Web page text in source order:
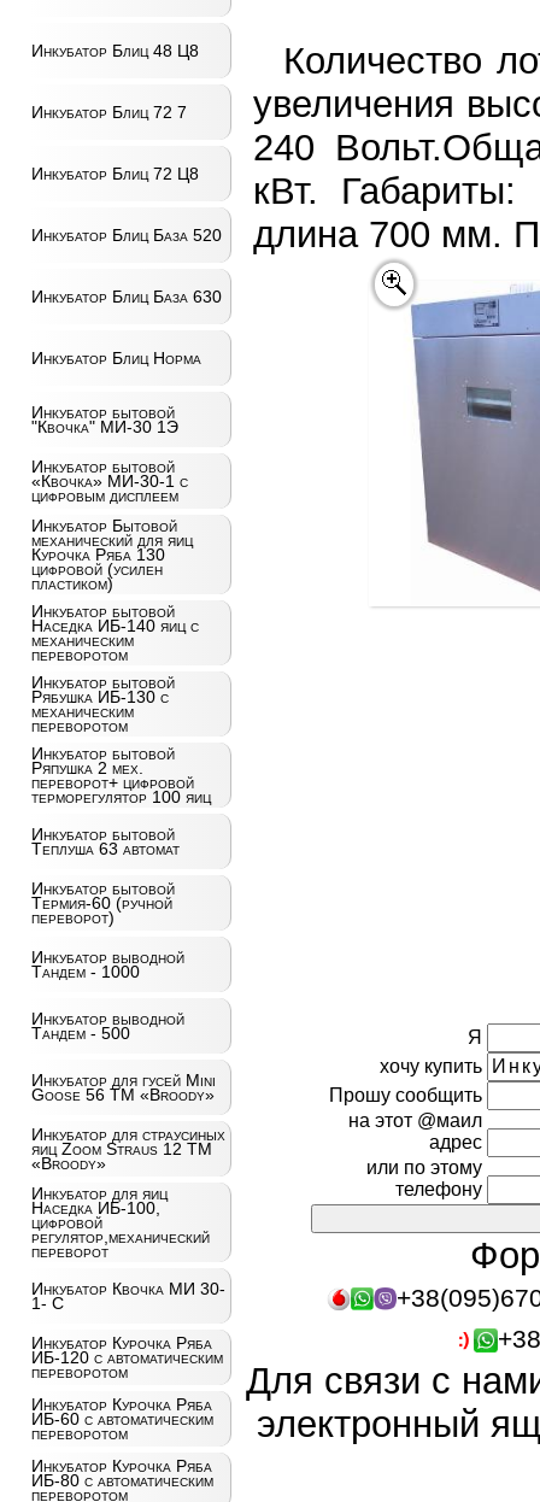
Инкубатор Блиц 48 Ц8
Инкубатор Блиц 72 7
Инкубатор Блиц 72 Ц8
Инкубатор Блиц База 520
Инкубатор Блиц База 630
Инкубатор Блиц Норма
Инкубатор бытовой
"Квочка" МИ-30 1Э
Инкубатор бытовой
«Квочка» МИ-30-1 с
цифровым дисплеем
Инкубатор Бытовой
механический для яиц
Курочка Ряба 130
цифровой (усилен
пластиком)
Инкубатор бытовой
Наседка ИБ-140 яиц с
механическим
переворотом
Инкубатор бытовой
Рябушка ИБ-130 с
механическим
переворотом
Инкубатор бытовой
Ряпушка 2 мех.
переворот+ цифровой
терморегулятор 100 яиц
Инкубатор бытовой
Теплуша 63 автомат
Инкубатор бытовой
Термия-60 (ручной
переворот)
Инкубатор выводной
Тандем - 1000
Инкубатор выводной
Тандем - 500
Инкубатор для гусей Mini
Goose 56 ТМ «Broody»
Инкубатор для страусиных
яиц Zoom Straus 12 ТМ
«Broody»
Инкубатор для яиц
Наседка ИБ-100,
цифровой
регулятор,механический
переворот
Инкубатор Квочка МИ 30-
1- С
Инкубатор Курочка Ряба
ИБ-120 с автоматическим
переворотом
Инкубатор Курочка Ряба
ИБ-60 с автоматическим
переворотом
Инкубатор Курочка Ряба
ИБ-80 с автоматическим
переворотом
Количество
увеличения
240
кВт.
длина 700 мм.
Я
хочу купить
Прошу сообщить
на этот @маил
адрес
или по этому
телефону
Для связи с
электронный